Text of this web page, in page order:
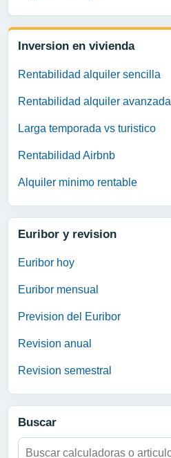
Inversion en vivienda
Rentabilidad alquiler sencilla
Rentabilidad alquiler avanzada
Larga temporada vs turistico
Rentabilidad Airbnb
Alquiler minimo rentable
Euribor y revision
Euribor hoy
Euribor mensual
Prevision del Euribor
Revision anual
Revision semestral
Buscar
Buscar: